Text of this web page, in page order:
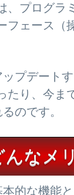
プログラ
フェース（
プデート
り、今ま
のです。
なメ
的な機能